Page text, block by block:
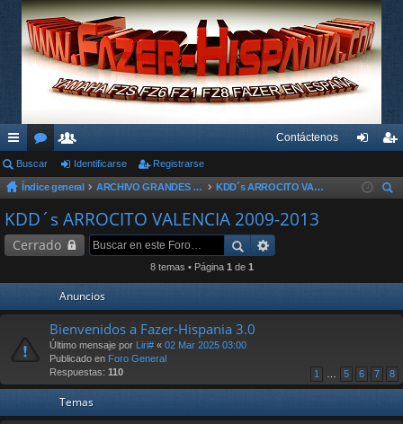
nl
ac
es
rá
or
os
su
ari
os
Contáctenos
nti ist
Buscar Identificarse Registrarse
Índice general ARCHIVO GRANDES KDD´s Y OTROS EVENTOS
KDD´s ARROCITO VALENCIA 2009-2013
KDD´s ARROCITO VALENCIA 2009-2013
Cerrado
8 temas • Página 1 de 1
Anuncios
Bienvenidos a Fazer-Hispania 3.0
Último mensaje por Liri# « 02 Mar 2025 03:00
Publicado en Foro General
Respuestas: 110 1 5 6 7 8
Temas